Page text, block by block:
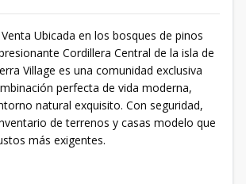
Ubicada en los bosques de pinos
Cordillera Central de la isla de
Village es una comunidad exclusiva
perfecta de vida moderna,
natural exquisito. Con seguridad,
de terrenos y casas modelo que
más exigentes.